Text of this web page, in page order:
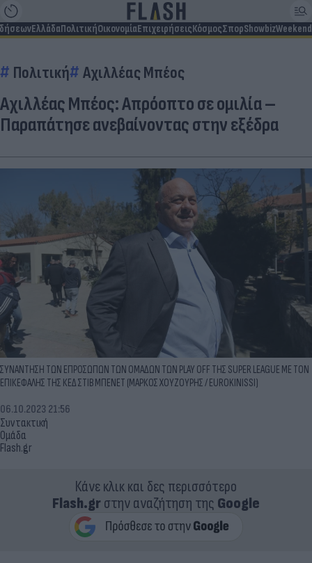
ΕλλάδαΠολιτικήΟικονομίαΕπιχειρήσειςΚόσμοςΣπορShowbizWeekend
Πολιτική Αχιλλέας Μπέος
Αχιλλέας Μπέος: Απρόοπτο σε ομιλία –
Παραπάτησε ανεβαίνοντας στην εξέδρα
ΣΥΝΑΝΤΗΣH ΤΩΝ ΕΠΡΟΣΩΠΩΝ ΤΩΝ ΟΜΑΔΩΝ ΤΩΝ PLAY OFF ΤΗΣ SUPER LEAGUE ΜΕ ΤΟΝ
ΕΠΙΚΕΦΑΛΗΣ ΤΗΣ ΚΕΔ ΣΤΙΒ ΜΠΕΝΕΤ (ΜΑΡΚΟΣ ΧΟΥΖΟΥΡΗΣ / EUROKINISSI)
Συντακτική
Ομάδα
Flash.gr
06.10.2023 21:56
Κάνε κλικ και δες περισσότερο
Flash.grστην αναζήτηση της Google